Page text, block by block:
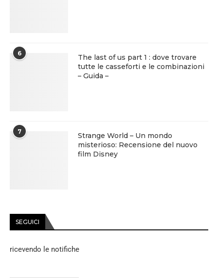
6
The last of us part 1 : dove trovare
tutte le casseforti e le combinazioni
– Guida –
7
Strange World – Un mondo
misterioso: Recensione del nuovo
film Disney
SEGUICI
ricevendo le notifiche